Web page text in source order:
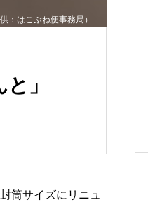
：はこぶね便事務局）
と」
筒サイズにリニュ